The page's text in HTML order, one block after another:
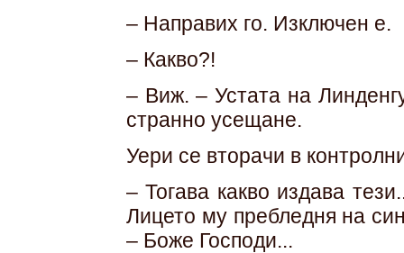
– Направих го. Изключен е.
– Какво?!
– Виж. – Устата на
странно усещане.
Уери се вторачи в
– Тогава какво издава
Лицето му пребледня на
– Боже Господи...